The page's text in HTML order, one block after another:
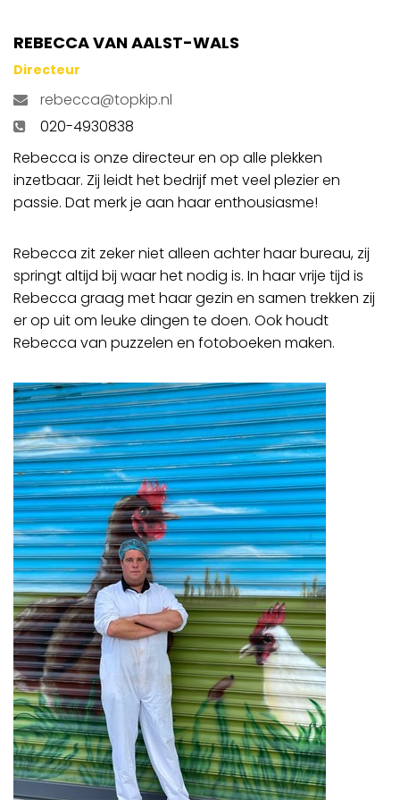
REBECCA VAN AALST-WALS
Directeur
rebecca@topkip.nl
020-4930838
Rebecca is onze directeur en op alle plekken
inzetbaar. Zij leidt het bedrijf met veel plezier en
passie. Dat merk je aan haar enthousiasme!
Rebecca zit zeker niet alleen achter haar bureau, zij
springt altijd bij waar het nodig is. In haar vrije tijd is
Rebecca graag met haar gezin en samen trekken zij
er op uit om leuke dingen te doen. Ook houdt
Rebecca van puzzelen en fotoboeken maken.